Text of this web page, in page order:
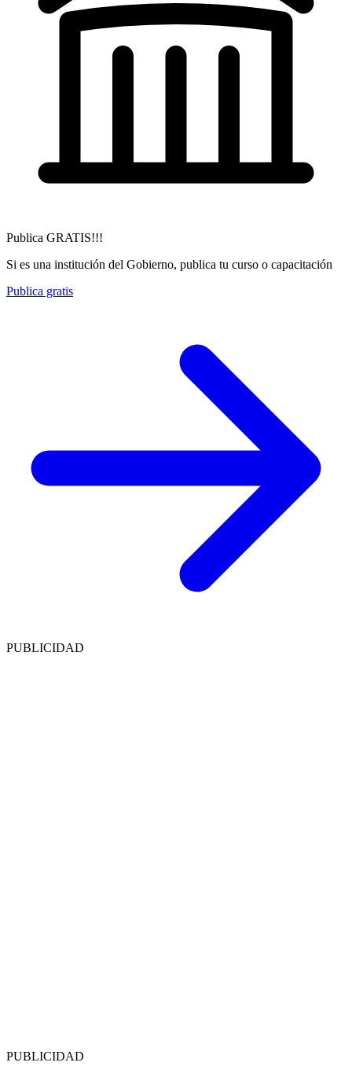
Publica GRATIS!!!
Si es una institución del Gobierno, publica tu curso o capacitación
Publica gratis
PUBLICIDAD
PUBLICIDAD